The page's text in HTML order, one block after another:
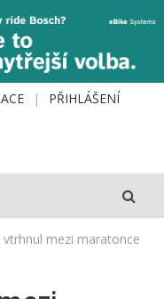
PŘIHLÁŠENÍ
mezi maratonce